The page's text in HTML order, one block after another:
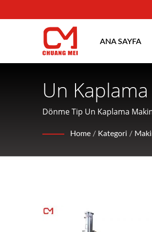
ANA SAYFA
Un
Kaplama
Dönme Tip Un Kaplama
Home / Kategori /